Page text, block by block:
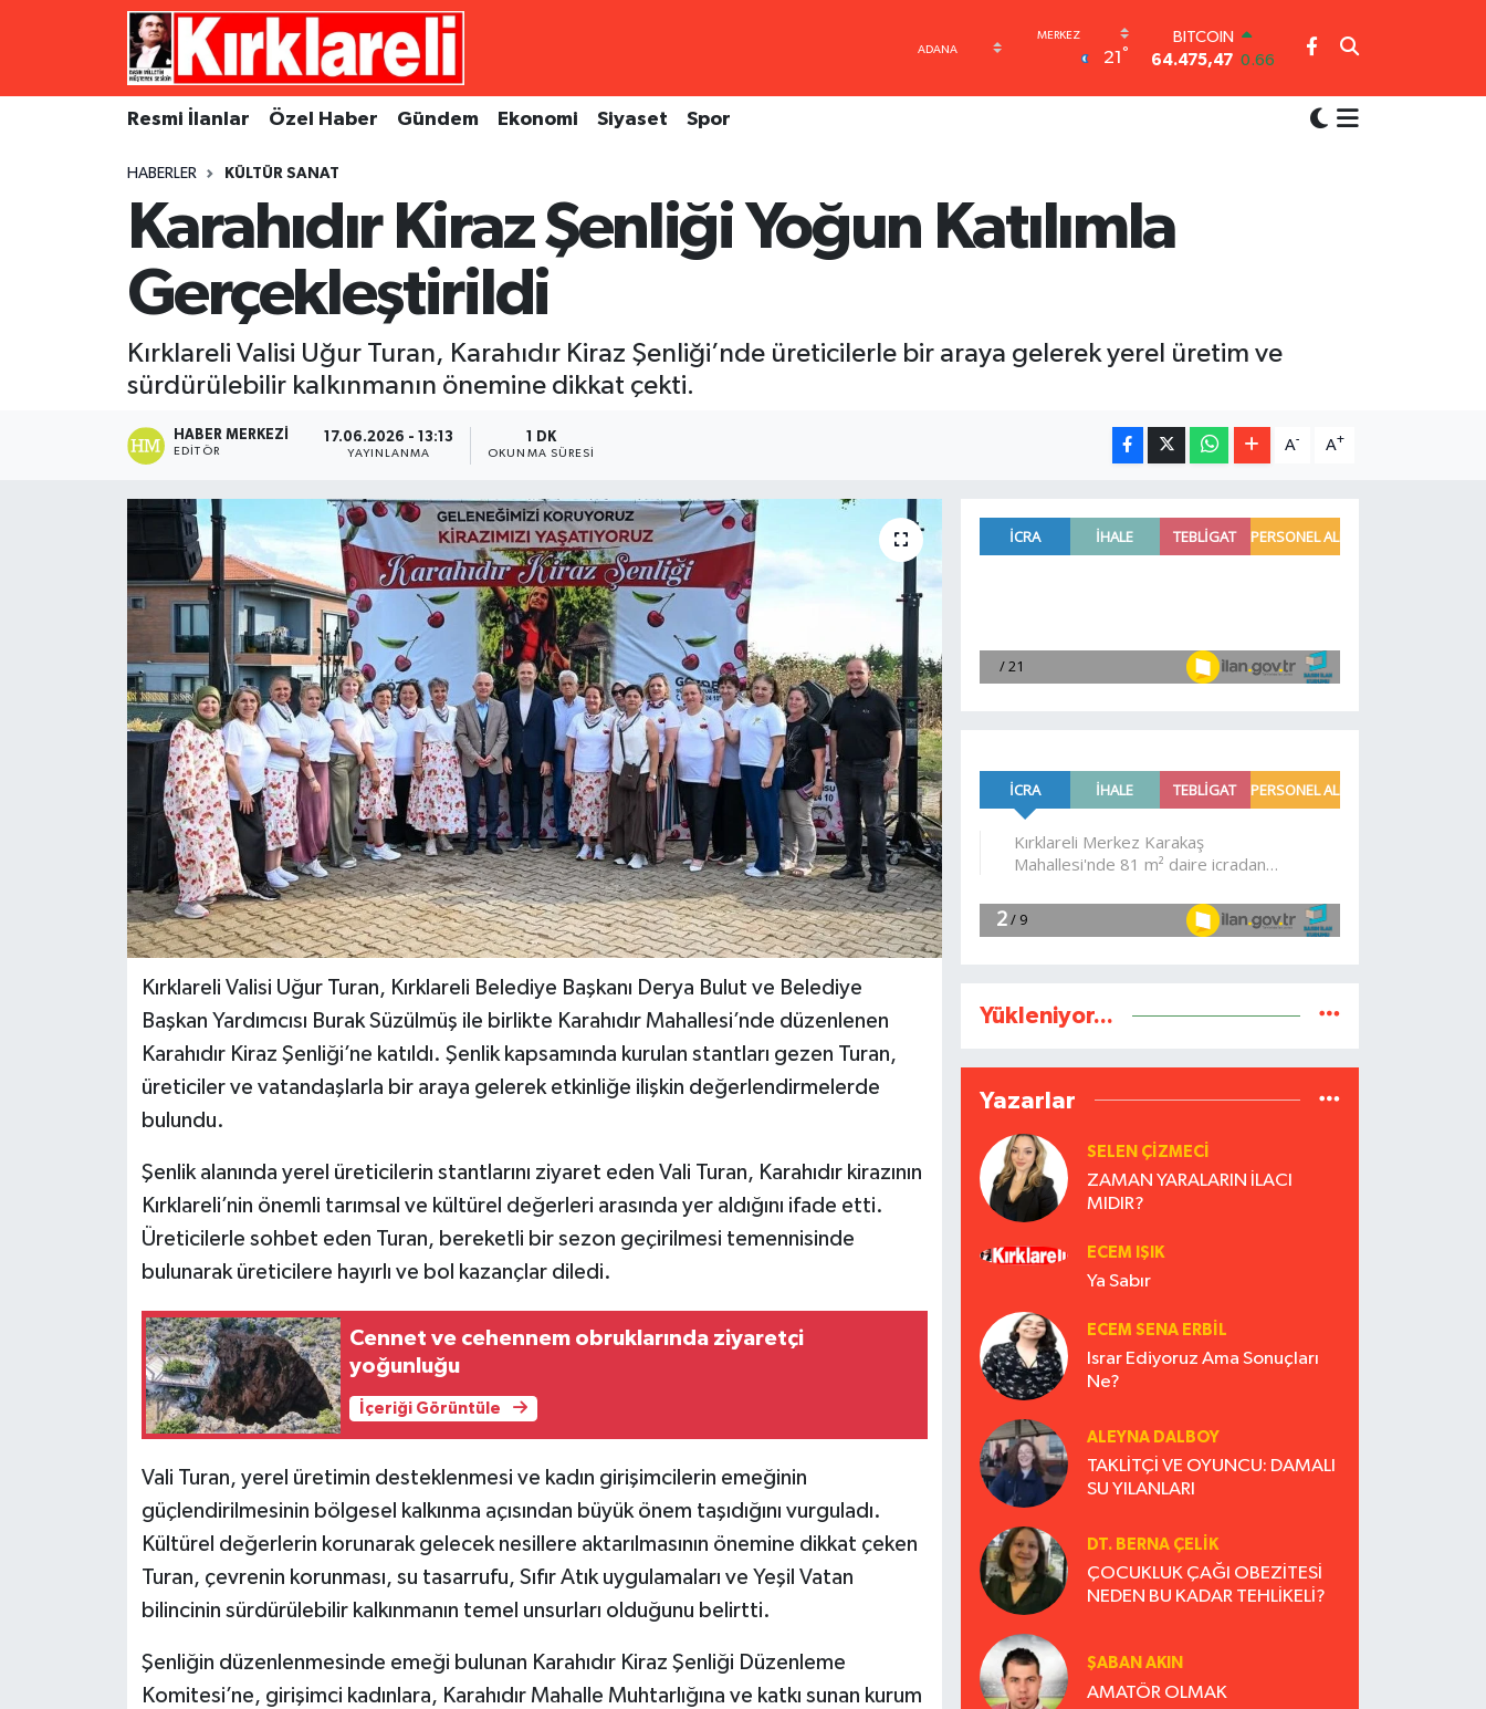
21 °
BITCOIN
64.475,47 0.66
GRAM ALTIN
6527.85
Resmi İlanlar Özel Haber Gündem Ekonomi Siyaset Spor
HABERLER KÜLTÜR SANAT
Karahıdır Kiraz Şenliği Yoğun Katılımla
Gerçekleştirildi
Kırklareli Valisi Uğur Turan, Karahıdır Kiraz Şenliği’nde üreticilerle bir araya gelerek yerel üretim ve
sürdürülebilir kalkınmanın önemine dikkat çekti.
HABER MERKEZI
EDITÖR
17.06.2026 - 13:13
YAYINLANMA
1 DK
OKUNMA SÜRESI
A- A+
Kırklareli Valisi Uğur Turan, Kırklareli Belediye Başkanı Derya Bulut ve Belediye
Başkan Yardımcısı Burak Süzülmüş ile birlikte Karahıdır Mahallesi’nde düzenlenen
Karahıdır Kiraz Şenliği’ne katıldı. Şenlik kapsamında kurulan stantları gezen Turan,
üreticiler ve vatandaşlarla bir araya gelerek etkinliğe ilişkin değerlendirmelerde
bulundu.
Şenlik alanında yerel üreticilerin stantlarını ziyaret eden Vali Turan, Karahıdır kirazının
Kırklareli’nin önemli tarımsal ve kültürel değerleri arasında yer aldığını ifade etti.
Üreticilerle sohbet eden Turan, bereketli bir sezon geçirilmesi temennisinde
bulunarak üreticilere hayırlı ve bol kazançlar diledi.
Cennet ve cehennem obruklarında ziyaretçi
yoğunluğu
İçeriği Görüntüle
Vali Turan, yerel üretimin desteklenmesi ve kadın girişimcilerin emeğinin
güçlendirilmesinin bölgesel kalkınma açısından büyük önem taşıdığını vurguladı.
Kültürel değerlerin korunarak gelecek nesillere aktarılmasının önemine dikkat çeken
Turan, çevrenin korunması, su tasarrufu, Sıfır Atık uygulamaları ve Yeşil Vatan
bilincinin sürdürülebilir kalkınmanın temel unsurları olduğunu belirtti.
Şenliğin düzenlenmesinde emeği bulunan Karahıdır Kiraz Şenliği Düzenleme
Komitesi’ne, girişimci kadınlara, Karahıdır Mahalle Muhtarlığına ve katkı sunan kurum
Yükleniyor...
Yazarlar
SELEN ÇİZMECİ
ZAMAN YARALARIN İLACI
MIDIR?
ECEM IŞIK
Ya Sabır
ECEM SENA ERBIL
Israr Ediyoruz Ama Sonuçları
Ne?
ALEYNA DALBOY
TAKLİTÇİ VE OYUNCU: DAMALI
SU YILANLARI
DT. BERNA ÇELIK
ÇOCUKLUK ÇAĞI OBEZİTESİ
NEDEN BU KADAR TEHLİKELİ?
ŞABAN AKIN
AMATÖR OLMAK
Resmi İlanlar
Ekonomi
Kültür Sanat
Magazin
Merkez Nöbetçi Eczaneler
Süper Lig Puan Durumu ve Fikstür
Tüm Manşetler
Son Dakika Haberleri